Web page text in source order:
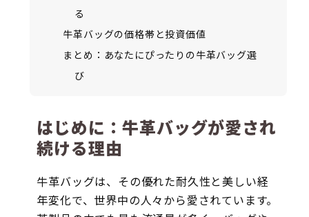
る
牛革バッグの価格帯と投資価値
まとめ：あなたにぴったりの牛革バッグ選
び
はじめに：牛革バッグが愛され
続ける理由
牛革バッグは、その優れた耐久性と美しい経
年変化で、世界中の人々から愛されています。